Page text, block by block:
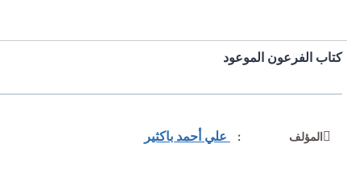
كتاب الفرعون الموعود
المؤلف : علي أحمد باكثير